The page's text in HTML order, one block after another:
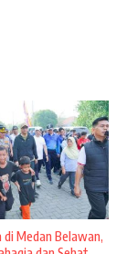
di Medan Belawan,